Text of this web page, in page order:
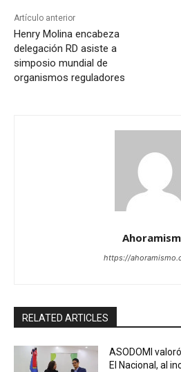
Artículo anterior
Henry Molina encabeza
delegación RD asiste a
simposio mundial de
organismos reguladores
https://
RELATED ARTICLES
ASODOMI
El Nacional, al